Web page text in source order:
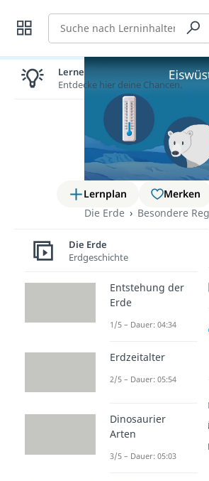
Suche
Lernplan Merken
Die Erde
Besondere
Eiswüste
Wichtige Inhalte in
Eiswüste
sie? Alles über die
in diesem Beitrag und
Lernen lohnt sich!
Entdecke hier deine Chancen.
Die Erde
Erdgeschichte
Entstehung der
Erde
1/5 – Dauer: 04:34
Erdzeitalter
2/5 – Dauer: 05:54
Dinosaurier
Arten
3/5 – Dauer: 05:03